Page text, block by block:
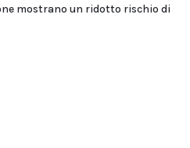
mostrano un ridotto rischio di